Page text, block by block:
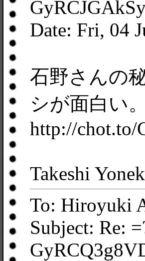
Date: Fri, 04
石野さんの
シが面白い。
http://chot.to/
Takeshi
To: Hiroyuki
Subject: Re: